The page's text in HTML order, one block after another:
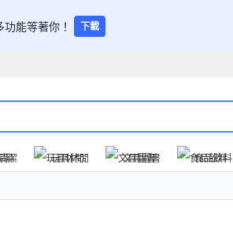
能等著你！ 下載
潔 玩具休閒 文具圖書 食品飲料